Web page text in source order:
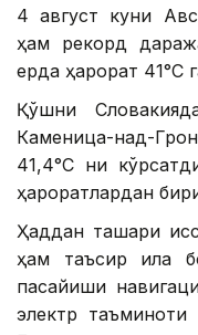
4 август куни
ҳам рекорд
ерда ҳарорат 41°С
Қўшни
Каменица-над-
41,4°С ни
ҳароратлардан
Ҳаддан ташқари
ҳам таъсир қила
пасайиши
электр таъминоти